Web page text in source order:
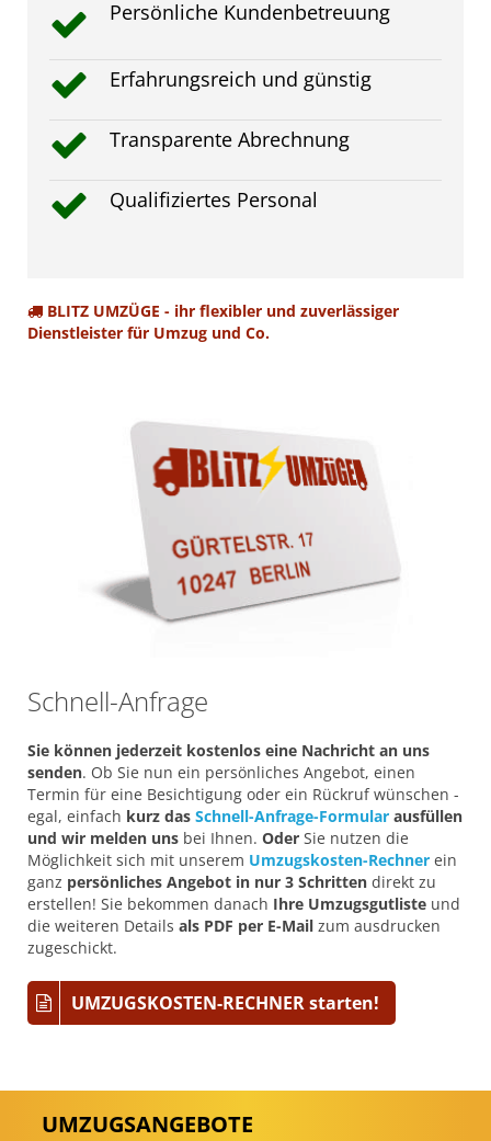
Persönliche Kundenbetreuung
Erfahrungsreich und günstig
Transparente Abrechnung
Qualifiziertes Personal
BLITZ UMZÜGE - ihr flexibler und zuverlässiger
Dienstleister für Umzug und Co.
Schnell-Anfrage
Sie können jederzeit kostenlos eine Nachricht an uns
senden. Ob Sie nun ein persönliches Angebot, einen
Termin für eine Besichtigung oder ein Rückruf wünschen -
egal, einfach kurz das Schnell-Anfrage-Formular ausfüllen
und wir melden uns bei Ihnen. Oder Sie nutzen die
Möglichkeit sich mit unserem Umzugskosten-Rechner ein
ganz persönliches Angebot in nur 3 Schritten direkt zu
erstellen! Sie bekommen danach Ihre Umzugsgutliste und
die weiteren Details als PDF per E-Mail zum ausdrucken
zugeschickt.
UMZUGSKOSTEN-RECHNER starten!
UMZUGSANGEBOTE